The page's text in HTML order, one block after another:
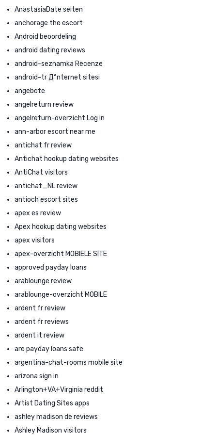
AnastasiaDate seiten
anchorage the escort
Android beoordeling
android dating reviews
android-seznamka Recenze
android-tr Д°nternet sitesi
angebote
angelreturn review
angelreturn-overzicht Log in
ann-arbor escort near me
antichat fr review
Antichat hookup dating websites
AntiChat visitors
antichat_NL review
antioch escort sites
apex es review
Apex hookup dating websites
apex visitors
apex-overzicht MOBIELE SITE
approved payday loans
arablounge review
arablounge-overzicht MOBILE
ardent fr review
ardent fr reviews
ardent it review
are payday loans safe
argentina-chat-rooms mobile site
arizona sign in
Arlington+VA+Virginia reddit
Artist Dating Sites apps
ashley madison de reviews
Ashley Madison visitors